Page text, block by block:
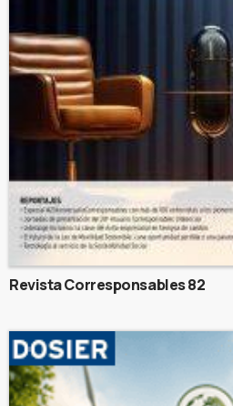
Revista Corresponsables 82